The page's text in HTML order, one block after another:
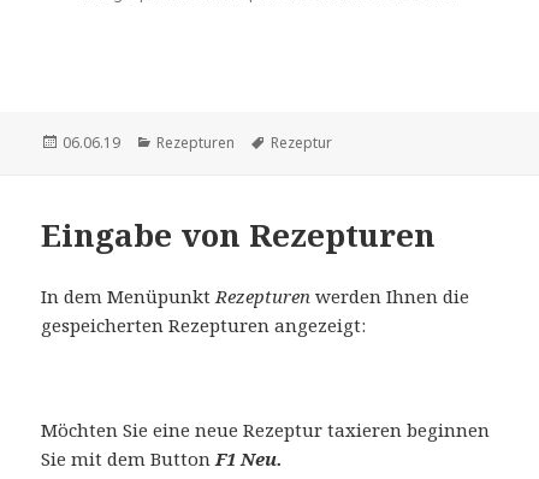
Veröffentlicht
06.06.19 Kategorien
Rezepturen Schlagwörter
Rezeptur
Eingabe von Rezepturen
In dem Menüpunkt Rezepturen werden Ihnen die
gespeicherten Rezepturen angezeigt:
Möchten Sie eine neue Rezeptur taxieren beginnen
Sie mit dem Button F1 Neu.